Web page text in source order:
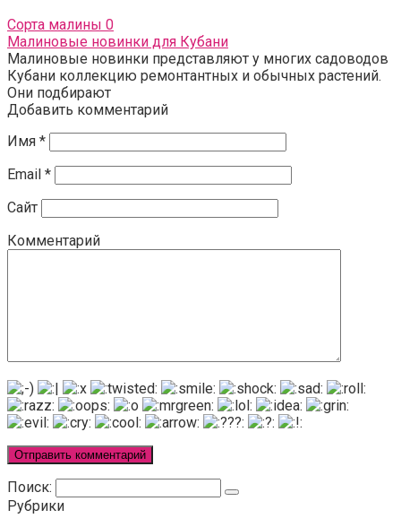
Сорта малины 0
Малиновые новинки для Кубани
Малиновые новинки представляют у многих садоводов
Кубани коллекцию ремонтантных и обычных растений.
Они подбирают
Добавить комментарий
Имя *
Email *
Сайт
Комментарий
Поиск:
Рубрики